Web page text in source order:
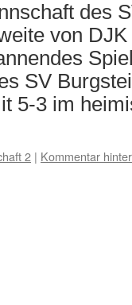
des
von
SV
5-3 im
2 | Kommentar